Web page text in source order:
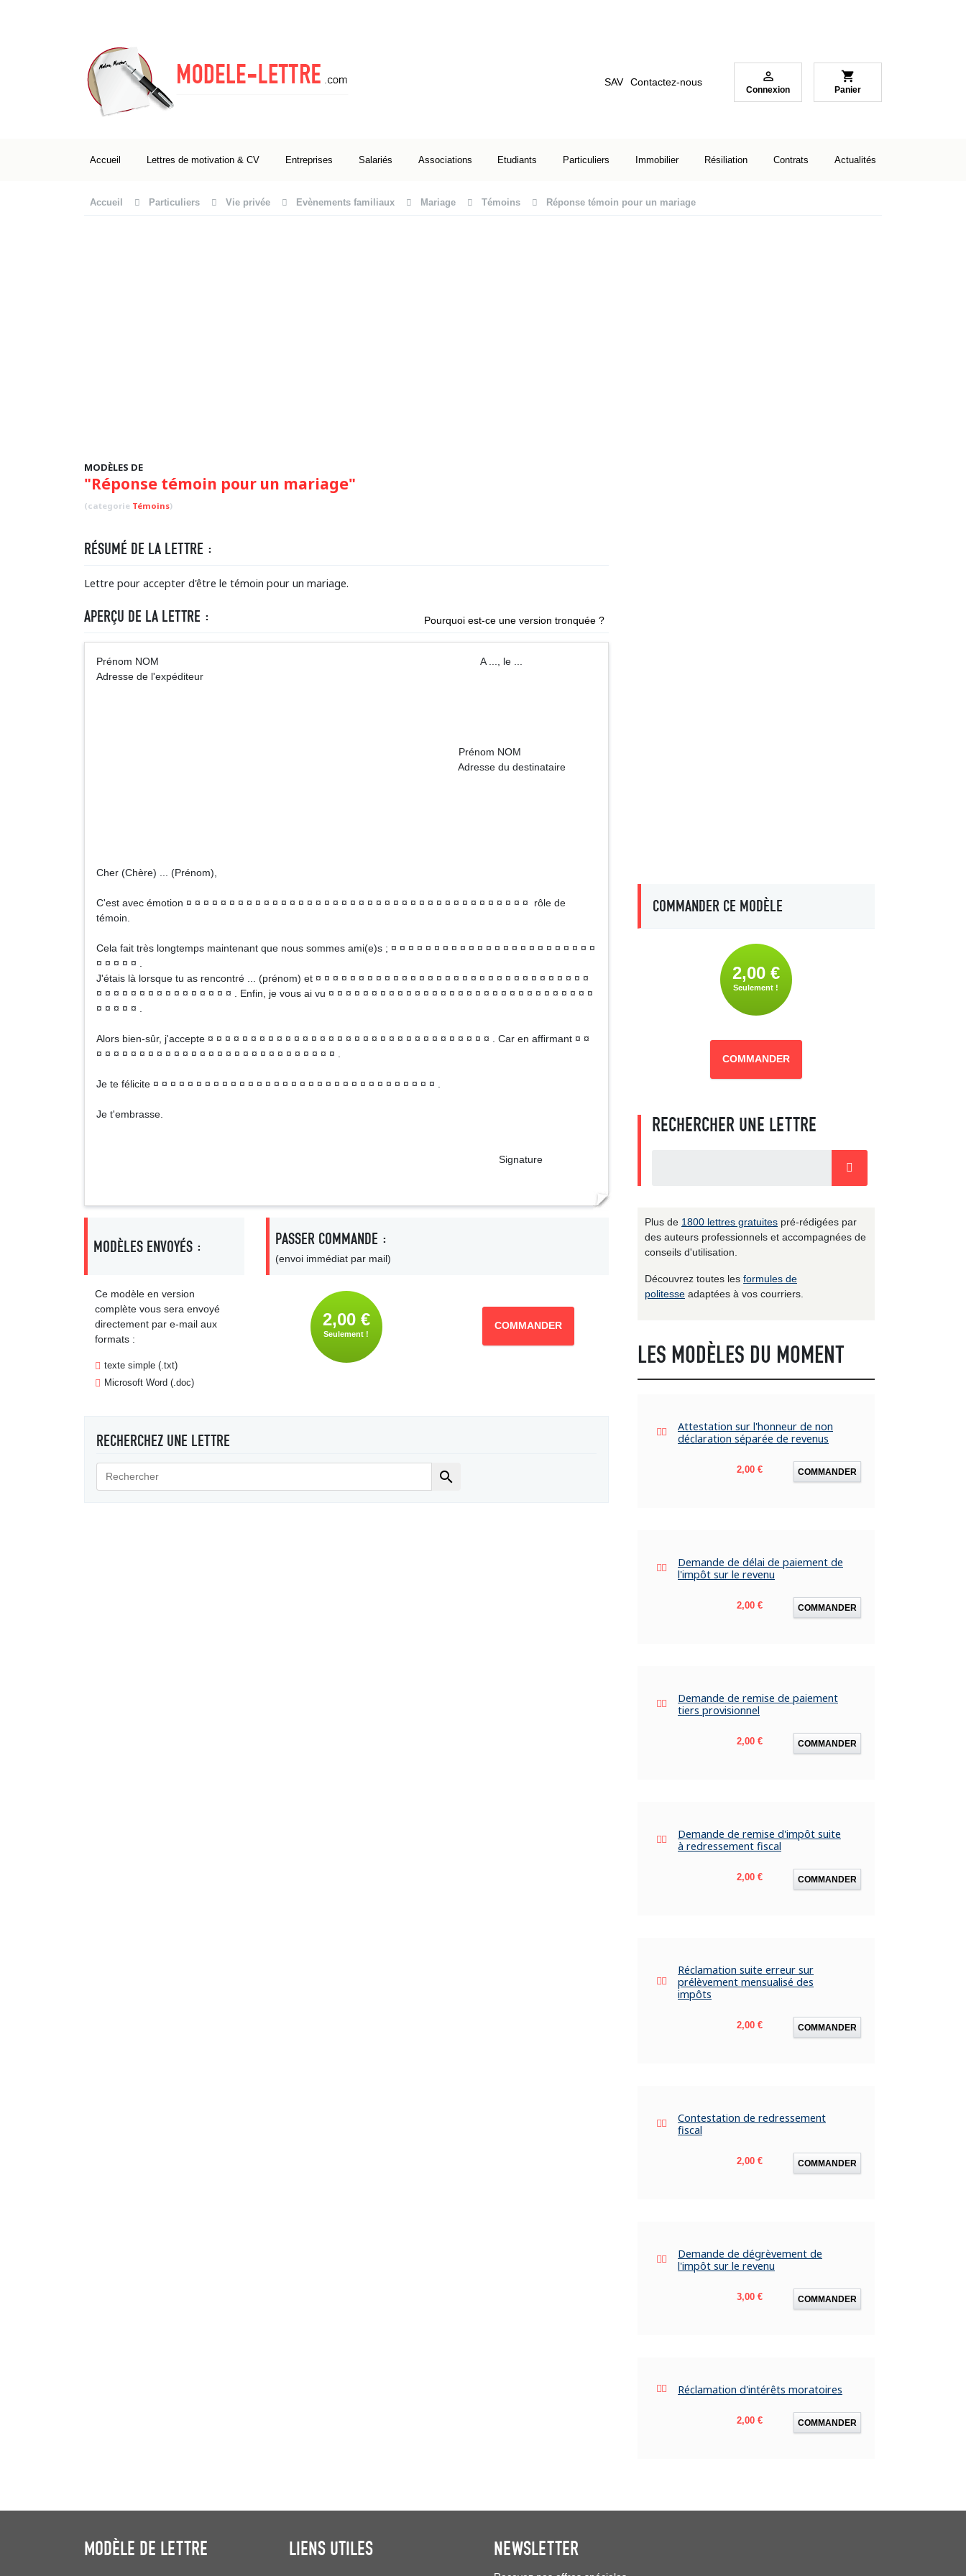
SAV Contactez-nous 
Connexion
shopping_cart
Panier
Accueil Lettres de motivation & CV Entreprises Salariés Associations Etudiants Particuliers Immobilier Résiliation Contrats Actualités
Accueil Particuliers Vie privée Evènements familiaux Mariage Témoins Réponse témoin pour un mariage
MODÈLES DE
"Réponse témoin pour un mariage"
(categorie Témoins)
RÉSUMÉ DE LA LETTRE :
Lettre pour accepter d'être le témoin pour un mariage.
APERÇU DE LA LETTRE : Pourquoi est-ce une version tronquée ?
Prénom NOM A ..., le ...
Adresse de l'expéditeur
Prénom NOM
Adresse du destinataire
Cher (Chère) ... (Prénom),
C'est avec émotion ¤ ¤ ¤ ¤ ¤ ¤ ¤ ¤ ¤ ¤ ¤ ¤ ¤ ¤ ¤ ¤ ¤ ¤ ¤ ¤ ¤ ¤ ¤ ¤ ¤ ¤ ¤ ¤ ¤ ¤ ¤ ¤ ¤ ¤ ¤ ¤ ¤ ¤ ¤ ¤ rôle de
témoin.
Cela fait très longtemps maintenant que nous sommes ami(e)s ; ¤ ¤ ¤ ¤ ¤ ¤ ¤ ¤ ¤ ¤ ¤ ¤ ¤ ¤ ¤ ¤ ¤ ¤ ¤ ¤ ¤ ¤ ¤ ¤
¤ ¤ ¤ ¤ ¤ .
J'étais là lorsque tu as rencontré ... (prénom) et ¤ ¤ ¤ ¤ ¤ ¤ ¤ ¤ ¤ ¤ ¤ ¤ ¤ ¤ ¤ ¤ ¤ ¤ ¤ ¤ ¤ ¤ ¤ ¤ ¤ ¤ ¤ ¤ ¤ ¤ ¤ ¤
¤ ¤ ¤ ¤ ¤ ¤ ¤ ¤ ¤ ¤ ¤ ¤ ¤ ¤ ¤ ¤ . Enfin, je vous ai vu ¤ ¤ ¤ ¤ ¤ ¤ ¤ ¤ ¤ ¤ ¤ ¤ ¤ ¤ ¤ ¤ ¤ ¤ ¤ ¤ ¤ ¤ ¤ ¤ ¤ ¤ ¤ ¤ ¤ ¤ ¤
¤ ¤ ¤ ¤ ¤ .
Alors bien-sûr, j'accepte ¤ ¤ ¤ ¤ ¤ ¤ ¤ ¤ ¤ ¤ ¤ ¤ ¤ ¤ ¤ ¤ ¤ ¤ ¤ ¤ ¤ ¤ ¤ ¤ ¤ ¤ ¤ ¤ ¤ ¤ ¤ ¤ ¤ . Car en affirmant ¤ ¤
¤ ¤ ¤ ¤ ¤ ¤ ¤ ¤ ¤ ¤ ¤ ¤ ¤ ¤ ¤ ¤ ¤ ¤ ¤ ¤ ¤ ¤ ¤ ¤ ¤ ¤ ¤ ¤ .
Je te félicite ¤ ¤ ¤ ¤ ¤ ¤ ¤ ¤ ¤ ¤ ¤ ¤ ¤ ¤ ¤ ¤ ¤ ¤ ¤ ¤ ¤ ¤ ¤ ¤ ¤ ¤ ¤ ¤ ¤ ¤ ¤ ¤ ¤ .
Je t'embrasse.
Signature
MODÈLES ENVOYÉS :
Ce modèle en version
complète vous sera envoyé
directement par e-mail aux
formats :
texte simple (.txt)
Microsoft Word (.doc)
PASSER COMMANDE :
(envoi immédiat par mail)
2,00 €
Seulement !
COMMANDER
RECHERCHEZ UNE LETTRE

COMMANDER CE MODÈLE
2,00 €
Seulement !
COMMANDER
RECHERCHER UNE LETTRE
Plus de 1800 lettres gratuites pré-rédigées par
des auteurs professionnels et accompagnées de
conseils d'utilisation.
Découvrez toutes les formules de
politesse adaptées à vos courriers.
LES MODÈLES DU MOMENT
Attestation sur l'honneur de non
déclaration séparée de revenus
Prix
2,00 € COMMANDER
Demande de délai de paiement de
l'impôt sur le revenu
Prix
2,00 € COMMANDER
Demande de remise de paiement
tiers provisionnel
Prix
2,00 € COMMANDER
Demande de remise d'impôt suite
à redressement fiscal
Prix
2,00 € COMMANDER
Réclamation suite erreur sur
prélèvement mensualisé des
impôts
Prix
2,00 € COMMANDER
Contestation de redressement
fiscal
Prix
2,00 € COMMANDER
Demande de dégrèvement de
l'impôt sur le revenu
Prix
3,00 € COMMANDER
Réclamation d'intérêts moratoires
Prix
2,00 € COMMANDER
MODÈLE DE LETTRE LIENS UTILES NEWSLETTER